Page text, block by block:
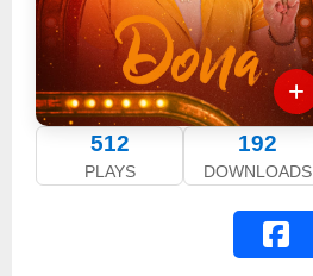
512
PLAYS
192
DOWNLOADS